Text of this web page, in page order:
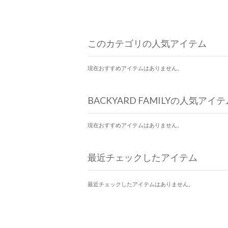
このカテゴリの人気アイテム
現在おすすめアイテムはありません。
BACKYARD FAMILYの人気アイテ
現在おすすめアイテムはありません。
最近チェックしたアイテム
最近チェックしたアイテムはありません。